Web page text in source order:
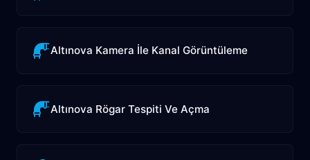
Altınova Kamera İle Kanal Görüntüleme
Altınova Rögar Tespiti Ve Açma